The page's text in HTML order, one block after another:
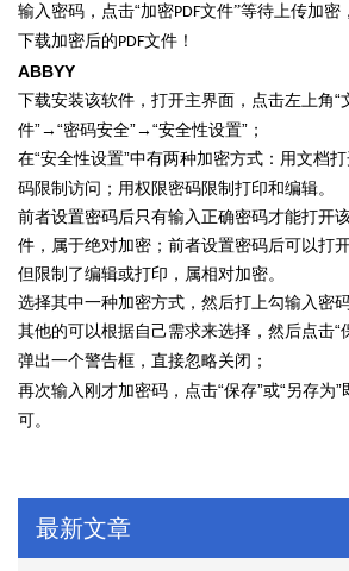
输入密码，点击“加密PDF文件”等待上传加密
下载加密后的PDF文件！
ABBYY
下载安装该软件，打开主界面，点击左上角“
件”→“密码安全”→“安全性设置”；
在“安全性设置”中有两种加密方式：用文档
码限制访问；用权限密码限制打印和编辑。
前者设置密码后只有输入正确密码才能打开
件，属于绝对加密；前者设置密码后可以打
但限制了编辑或打印，属相对加密。
选择其中一种加密方式，然后打上勾输入密码
其他的可以根据自己需求来选择，然后点击“
弹出一个警告框，直接忽略关闭；
再次输入刚才加密码，点击“保存”或“另存为”
可。
最新文章